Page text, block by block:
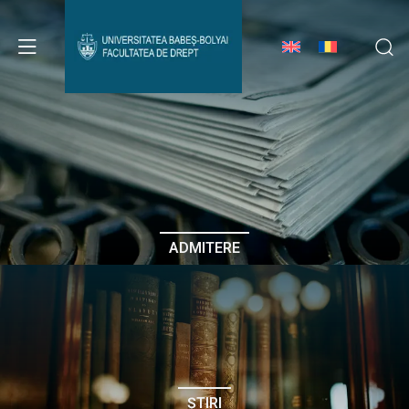
Avizier Studenți
Studii
Admitere
Erasmus & Internațional
Despre Facultate
ADMITERE
ȘTIRI